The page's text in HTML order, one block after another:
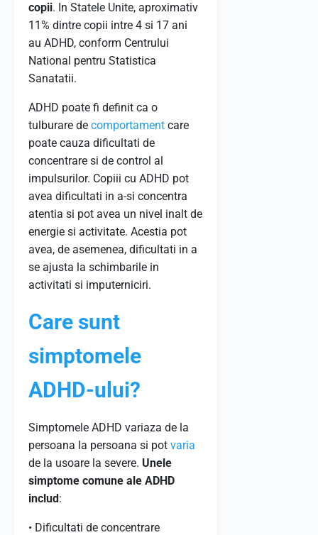
copii. In Statele Unite, aproximativ
11% dintre copii intre 4 si 17 ani
au ADHD, conform Centrului
National pentru Statistica
Sanatatii.
ADHD poate fi definit ca o
tulburare de comportament care
poate cauza dificultati de
concentrare si de control al
impulsurilor. Copiii cu ADHD pot
avea dificultati in a-si concentra
atentia si pot avea un nivel inalt de
energie si activitate. Acestia pot
avea, de asemenea, dificultati in a
se ajusta la schimbarile in
activitati si imputerniciri.
Care sunt
simptomele
ADHD-ului?
Simptomele ADHD variaza de la
persoana la persoana si pot varia
de la usoare la severe. Unele
simptome comune ale ADHD
includ:
• Dificultati de concentrare